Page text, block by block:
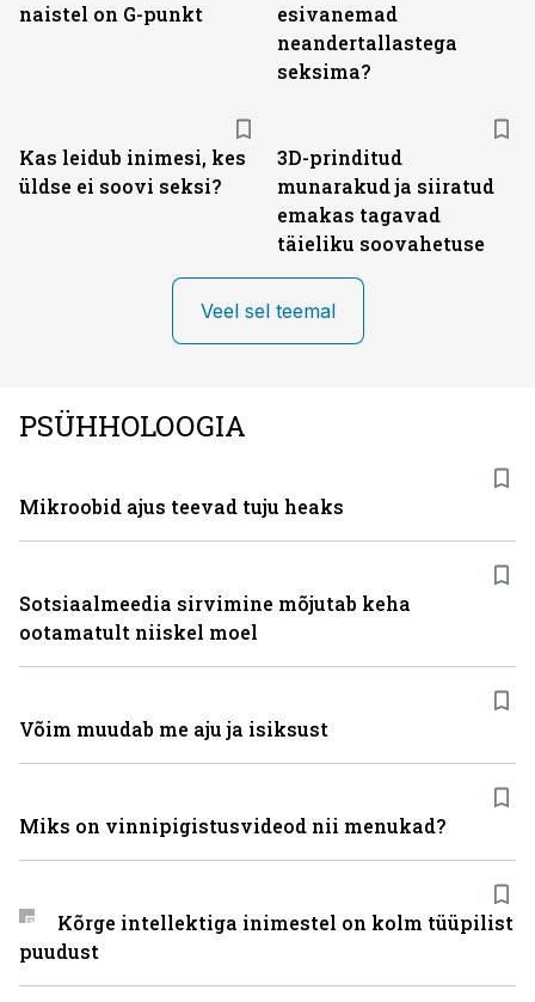
naistel on G-punkt
esivanemad
neandertallastega
seksima?
Kas leidub inimesi, kes
üldse ei soovi seksi?
3D-prinditud
munarakud ja siiratud
emakas tagavad
täieliku soovahetuse
Veel sel teemal
PSÜHHOLOOGIA
Mikroobid ajus teevad tuju heaks
Sotsiaalmeedia sirvimine mõjutab keha
ootamatult niiskel moel
Võim muudab me aju ja isiksust
Miks on vinni­pigistusvideod nii menukad?
Kõrge intellektiga inimestel on kolm tüüpilist
puudust